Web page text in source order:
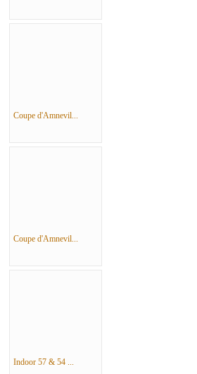
Coupe d'Amnevil...
Coupe d'Amnevil...
Indoor 57 & 54 ...